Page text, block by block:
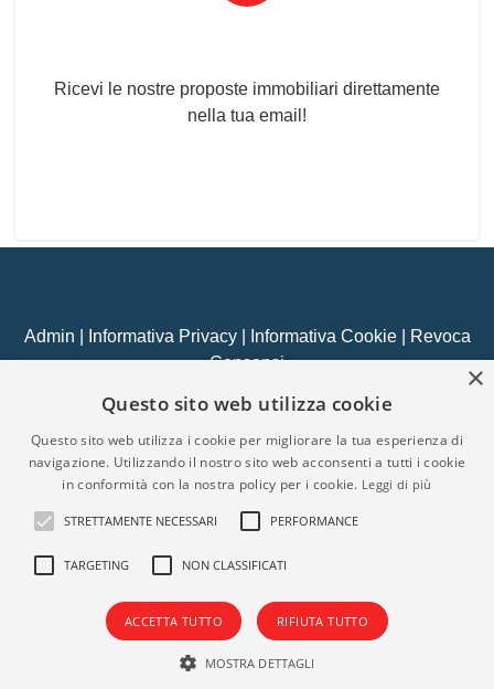
Ricevi le nostre proposte immobiliari direttamente
nella tua email!
Admin Informativa Privacy| Informativa Cookie|
Revoca
Consensi
© Copyright 2026 - IMMOBILIARE LIONETTI - All Rights
Iscrizione REA della CCIAA di Napoli n. 1059223
×
Questo sito web utilizza cookie
Questo sito web utilizza i cookie per migliorare la tua esperienza di
navigazione. Utilizzando il nostro sito web acconsenti a tutti i cookie
in conformità con la nostra policy per i cookie. Leggi di più
STRETTAMENTE NECESSARI PERFORMANCE
TARGETING NON CLASSIFICATI
ACCETTA TUTTO RIFIUTA TUTTO
MOSTRA DETTAGLI